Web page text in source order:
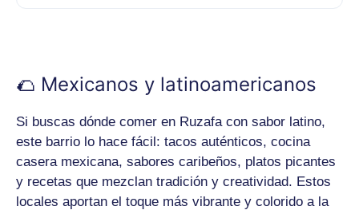
🌮 Mexicanos y latinoamericanos
Si buscas dónde comer en Ruzafa con sabor latino,
este barrio lo hace fácil: tacos auténticos, cocina
casera mexicana, sabores caribeños, platos picantes
y recetas que mezclan tradición y creatividad. Estos
locales aportan el toque más vibrante y colorido a la